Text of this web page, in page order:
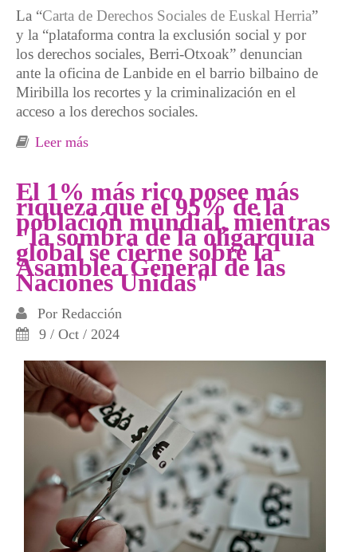
La “Carta de Derechos Sociales de Euskal Herria”
y la “plataforma contra la exclusión social y por
los derechos sociales, Berri-Otxoak” denuncian
ante la oficina de Lanbide en el barrio bilbaino de
Miribilla los recortes y la criminalización en el
acceso a los derechos sociales.
Leer más
El 1% más rico posee más
riqueza que el 95% de la
población mundial, mientras
"la sombra de la oligarquía
global se cierne sobre la
Asamblea General de las
Naciones Unidas"
Por Redacción
9 / Oct / 2024